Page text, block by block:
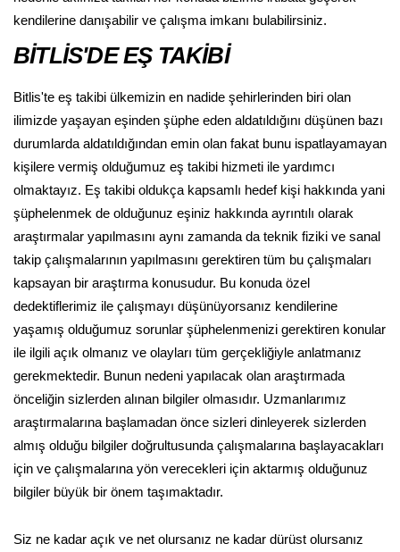
kendilerine danışabilir ve çalışma imkanı bulabilirsiniz.
BİTLİS'DE EŞ TAKİBİ
Bitlis'te eş takibi ülkemizin en nadide şehirlerinden biri olan
ilimizde yaşayan eşinden şüphe eden aldatıldığını düşünen bazı
durumlarda aldatıldığından emin olan fakat bunu ispatlayamayan
kişilere vermiş olduğumuz eş takibi hizmeti ile yardımcı
olmaktayız. Eş takibi oldukça kapsamlı hedef kişi hakkında yani
şüphelenmek de olduğunuz eşiniz hakkında ayrıntılı olarak
araştırmalar yapılmasını aynı zamanda da teknik fiziki ve sanal
takip çalışmalarının yapılmasını gerektiren tüm bu çalışmaları
kapsayan bir araştırma konusudur. Bu konuda özel
dedektiflerimiz ile çalışmayı düşünüyorsanız kendilerine
yaşamış olduğumuz sorunlar şüphelenmenizi gerektiren konular
ile ilgili açık olmanız ve olayları tüm gerçekliğiyle anlatmanız
gerekmektedir. Bunun nedeni yapılacak olan araştırmada
önceliğin sizlerden alınan bilgiler olmasıdır. Uzmanlarımız
araştırmalarına başlamadan önce sizleri dinleyerek sizlerden
almış olduğu bilgiler doğrultusunda çalışmalarına başlayacakları
için ve çalışmalarına yön verecekleri için aktarmış olduğunuz
bilgiler büyük bir önem taşımaktadır.
Siz ne kadar açık ve net olursanız ne kadar dürüst olursanız